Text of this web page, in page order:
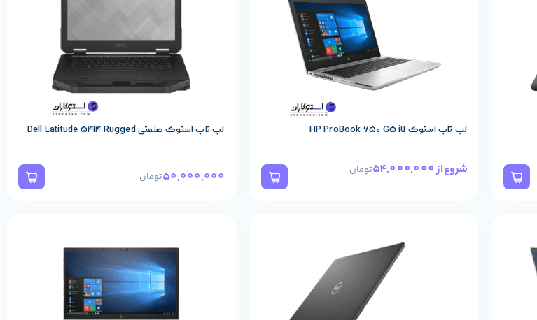
لپ تاپ استوک HP ProBook 650 G5 i7
شروع از54,000,000 تومان
لپ تاپ استوک صنعتی Dell Latitude 5414 Rugged
50,000,000تومان
مشخصات پایه محصول مشخصات پایه محصول